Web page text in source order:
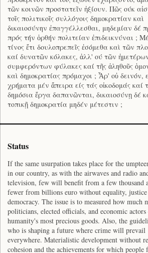
τῶν κοινῶν προστατεῖν ἠξίουν. Πῶς ούκ
τοῖς πολιτικοῖς συλλόγοις δημοκρατίαν καὶ
δικαιοσύνην ἐπαγγέλλεσθαι, μηδεμίαν δέ
πρός τήν ὀρθήν πολιτείαν ἐπιδεικνύναι ;
τίνος ἔτι δουλοπρεπεῖς ἐσόμεθα καὶ τῶν
καί δυνατῶν κόλακες, ἀλλ' ού τῶν
συμφερόντων φύλακες καί τῆς ἀληθοῦς
καὶ δημοκρατίας πρόμαχοι ; Ἆρ' οὐ δεινόν,
χρήματα μέν ἄπειρα είς τάς οἰκοδομάς καί
δημόσια ἔργα δαπανῶνται, δικαιοσύνῃ δέ
τοπικῇ δημοκρατία μηδέν μέτεστιν ;
Status
If the same usurpation takes place for the
in our country, as with the airwaves and radio
television, few will benefit from a few thousand
fewer from billions euro without equality, justice
democracy. The issue is to measured how much
politicians, elected officials, and economic actors
humanity's most precious goods. Also, the
who is shaping a future where crime will prevail
everywhere. Materialistic development without
cohesion and the achievements for which people